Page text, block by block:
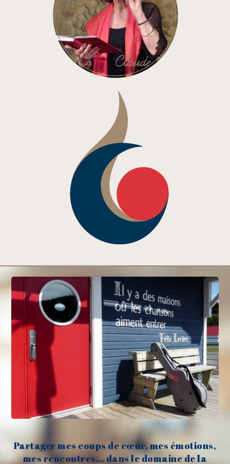
Partager mes coups de cœur, mes émotions,
mes rencontres... dans le domaine de la